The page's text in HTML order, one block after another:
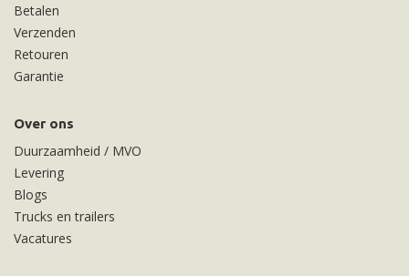
Betalen
Verzenden
Retouren
Garantie
Over ons
Duurzaamheid / MVO
Levering
Blogs
Trucks en trailers
Vacatures